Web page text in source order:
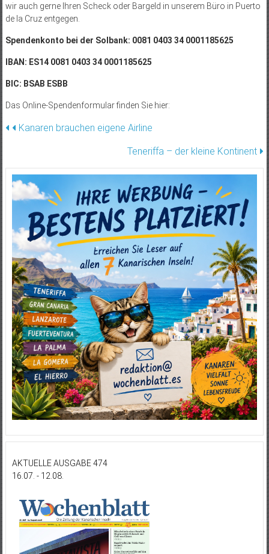
wir auch gerne Ihren Scheck oder Bargeld in unserem Büro in Puerto
de la Cruz entgegen.
Spendenkonto bei der Solbank: 0081 0403 34 0001185625
IBAN: ES14 0081 0403 34 0001185625
BIC: BSAB ESBB
Das Online-Spendenformular finden Sie hier:
Beitragsnavigation
Kanaren brauchen eigene Airline
Teneriffa – der kleine Kontinent
AKTUELLE AUSGABE 474
16.07. - 12.08.